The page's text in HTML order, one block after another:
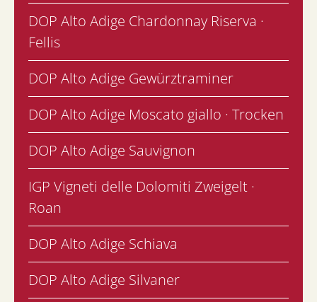
DOP Alto Adige Chardonnay Riserva ·
Fellis
DOP Alto Adige Gewürztraminer
DOP Alto Adige Moscato giallo · Trocken
DOP Alto Adige Sauvignon
IGP Vigneti delle Dolomiti Zweigelt ·
Roan
DOP Alto Adige Schiava
DOP Alto Adige Silvaner